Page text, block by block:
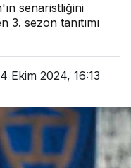
senaristliğini
3. sezon tanıtımı
Ekim 2024, 16:13